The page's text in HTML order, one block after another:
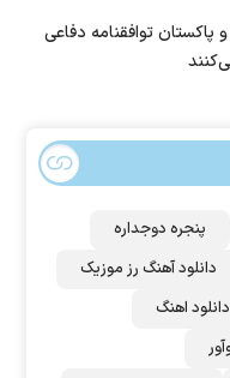
پاکستان توافقنامه دفاعی
پنجره دوجداره
دانلود آهنگ رز‌ موزیک
دانلود اهنگ